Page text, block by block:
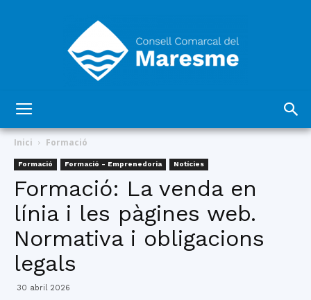
Comarcal
del
Inici Formació
Formació Formació - Emprenedoria Notícies
Formació: La venda en
línia i les pàgines web.
Normativa i obligacions
legals
30 abril 2026